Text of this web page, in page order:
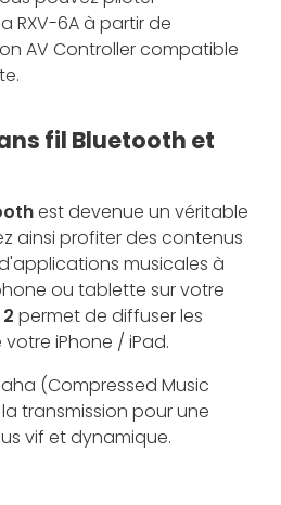
RXV-6A à partir de
AV Controller compatible
fil Bluetooth et
est devenue un véritable
ainsi profiter des contenus
musicales à
ou tablette sur votre
permet de diffuser les
iPhone / iPad.
(Compressed Music
transmission pour une
vif et dynamique.